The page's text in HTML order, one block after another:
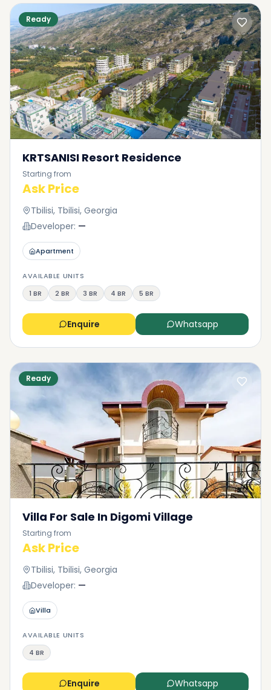
Ready
KRTSANISI Resort Residence
Starting from
Ask Price
Tbilisi, Tbilisi, Georgia
Developer: —
Apartment
AVAILABLE UNITS
1 BR
2 BR 3 BR 4 BR 5 BR
Enquire Whatsapp
Ready
Villa For Sale In Digomi Village
Starting from
Ask Price
Tbilisi, Tbilisi, Georgia
Developer: —
Villa
AVAILABLE UNITS
4 BR
Enquire Whatsapp